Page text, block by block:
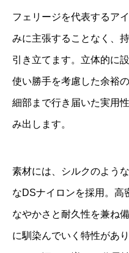
フェリージを代表するア
みに主張することなく、
引き立てます。立体的に
使い勝手を考慮した余裕
細部まで行き届いた実用
み出します。
素材には、シルクのよう
なDSナイロンを採用。高
なやかさと耐久性を兼ね
に馴染んでいく特性があ